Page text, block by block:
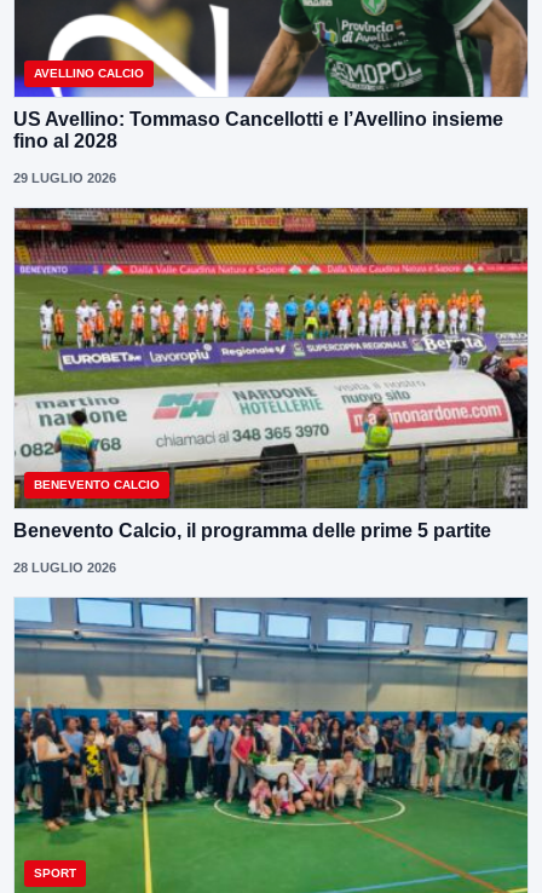
AVELLINO CALCIO
US Avellino: Tommaso Cancellotti e l’Avellino insieme
fino al 2028
29 LUGLIO 2026
BENEVENTO CALCIO
Benevento Calcio, il programma delle prime 5 partite
28 LUGLIO 2026
SPORT